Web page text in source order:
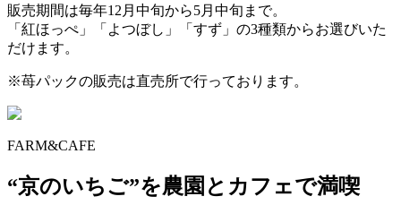
販売期間は毎年12月中旬から5月中旬まで。
「紅ほっぺ」「よつぼし」「すず」の3種類からお選びいた
だけます。
※苺パックの販売は直売所で行っております。
FARM&CAFE
“京のいちご”を農園とカフェで満喫